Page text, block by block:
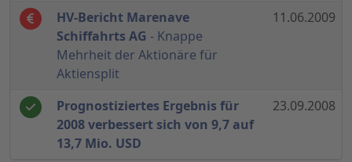
HV-Bericht Marenave
Schiffahrts AG - Knappe
Mehrheit der Aktionäre für
Aktiensplit
11.06.2009
Prognostiziertes Ergebnis für
2008 verbessert sich von 9,7 auf
13,7 Mio. USD
23.09.2008